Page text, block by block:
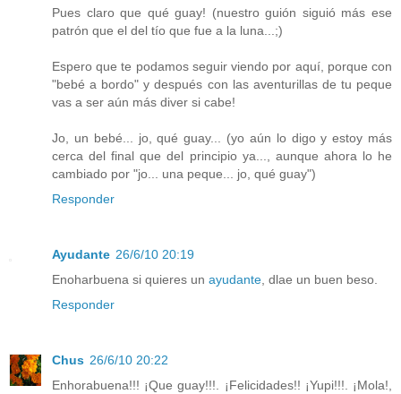
Pues claro que qué guay! (nuestro guión siguió más ese
patrón que el del tío que fue a la luna...;)
Espero que te podamos seguir viendo por aquí, porque con
"bebé a bordo" y después con las aventurillas de tu peque
vas a ser aún más diver si cabe!
Jo, un bebé... jo, qué guay... (yo aún lo digo y estoy más
cerca del final que del principio ya..., aunque ahora lo he
cambiado por "jo... una peque... jo, qué guay")
Responder
Ayudante 26/6/10 20:19
Enoharbuena si quieres un ayudante , dlae un buen beso.
Responder
Chus 26/6/10 20:22
Enhorabuena!!! ¡Que guay!!!. ¡Felicidades!! ¡Yupi!!!. ¡Mola!,